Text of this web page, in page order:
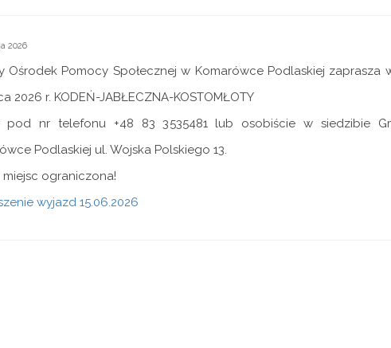
2026
Ośrodek Pomocy Społecznej w Komarówce Podlaskiej zaprasza
2026 r. KODEŃ-JABŁECZNA-KOSTOMŁOTY
pod nr telefonu +48 83 3535481 lub osobiście w siedzibie
Podlaskiej ul. Wojska Polskiego 13.
miejsc ograniczona!
wyjazd 15.06.2026